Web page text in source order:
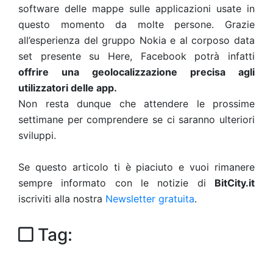
software delle mappe sulle applicazioni usate in
questo momento da molte persone. Grazie
all’esperienza del gruppo Nokia e al corposo data
set presente su Here, Facebook potrà infatti
offrire una geolocalizzazione precisa agli
utilizzatori delle app.
Non resta dunque che attendere le prossime
settimane per comprendere se ci saranno ulteriori
sviluppi.
Se questo articolo ti è piaciuto e vuoi rimanere
sempre informato con le notizie di BitCity.it
iscriviti alla nostra Newsletter gratuita.
Tag: